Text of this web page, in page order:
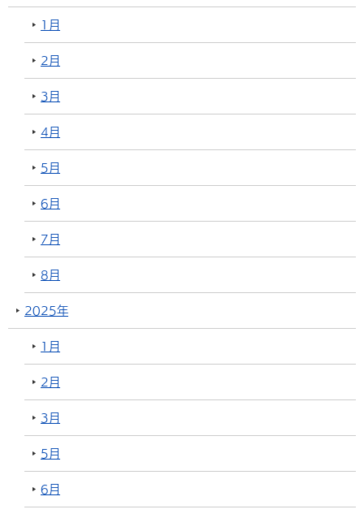
1月
2月
3月
4月
5月
6月
7月
8月
2025年
1月
2月
3月
5月
6月